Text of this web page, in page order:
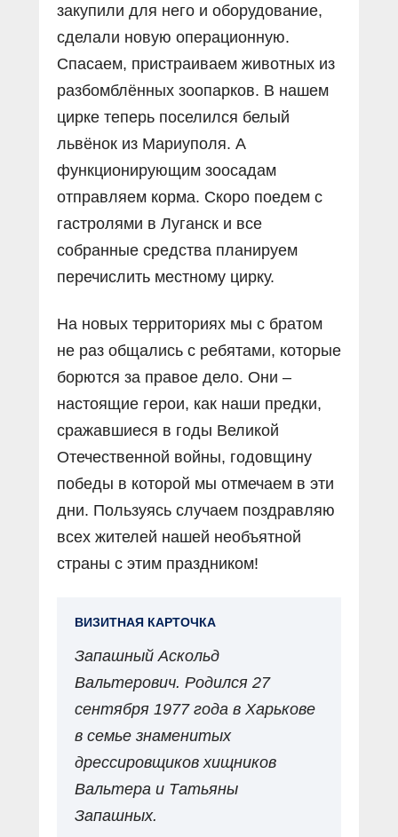
закупили для него и оборудование,
сделали новую операционную.
Спасаем, пристраиваем животных из
разбомблённых зоопарков. В нашем
цирке теперь поселился белый
львёнок из Мариуполя. А
функционирующим зоосадам
отправляем корма. Скоро поедем с
гастролями в Луганск и все
собранные средства планируем
перечислить местному цирку.
На новых территориях мы с братом
не раз общались с ребятами, которые
борются за правое дело. Они –
настоящие герои, как наши предки,
сражавшиеся в годы Великой
Отечественной войны, годовщину
победы в которой мы отмечаем в эти
дни. Пользуясь случаем поздравляю
всех жителей нашей необъятной
страны с этим праздником!
ВИЗИТНАЯ КАРТОЧКА
Запашный Аскольд
Вальтерович. Родился 27
сентября 1977 года в Харькове
в семье знаменитых
дрессировщиков хищников
Вальтера и Татьяны
Запашных.